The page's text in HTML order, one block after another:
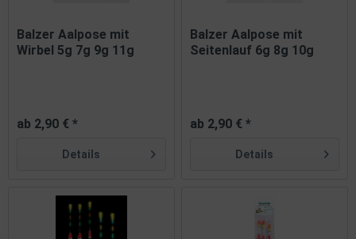
Balzer Aalpose mit
Wirbel 5g 7g 9g 11g
ab 2,90 € *
Details
Balzer Aalpose mit
Seitenlauf 6g 8g 10g
ab 2,90 € *
Details